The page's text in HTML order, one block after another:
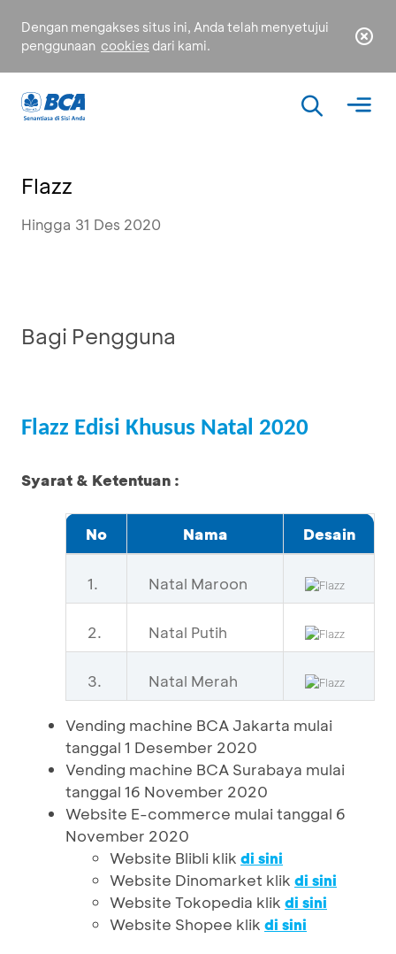
Dengan mengakses situs ini, Anda telah menyetujui
penggunaan cookies dari kami.
Flazz
Hingga 31 Des 2020
Bagi Pengguna
Flazz Edisi Khusus Natal 2020
Syarat & Ketentuan :
No Nama Desain
1. Natal Maroon
2. Natal Putih
3. Natal Merah
Vending machine BCA Jakarta mulai
tanggal 1 Desember 2020
Vending machine BCA Surabaya mulai
tanggal 16 November 2020
Website E-commerce mulai tanggal 6
November 2020
Website Blibli klik di sini
Website Dinomarket klik di sini
Website Tokopedia klik di sini
Website Shopee klik di sini